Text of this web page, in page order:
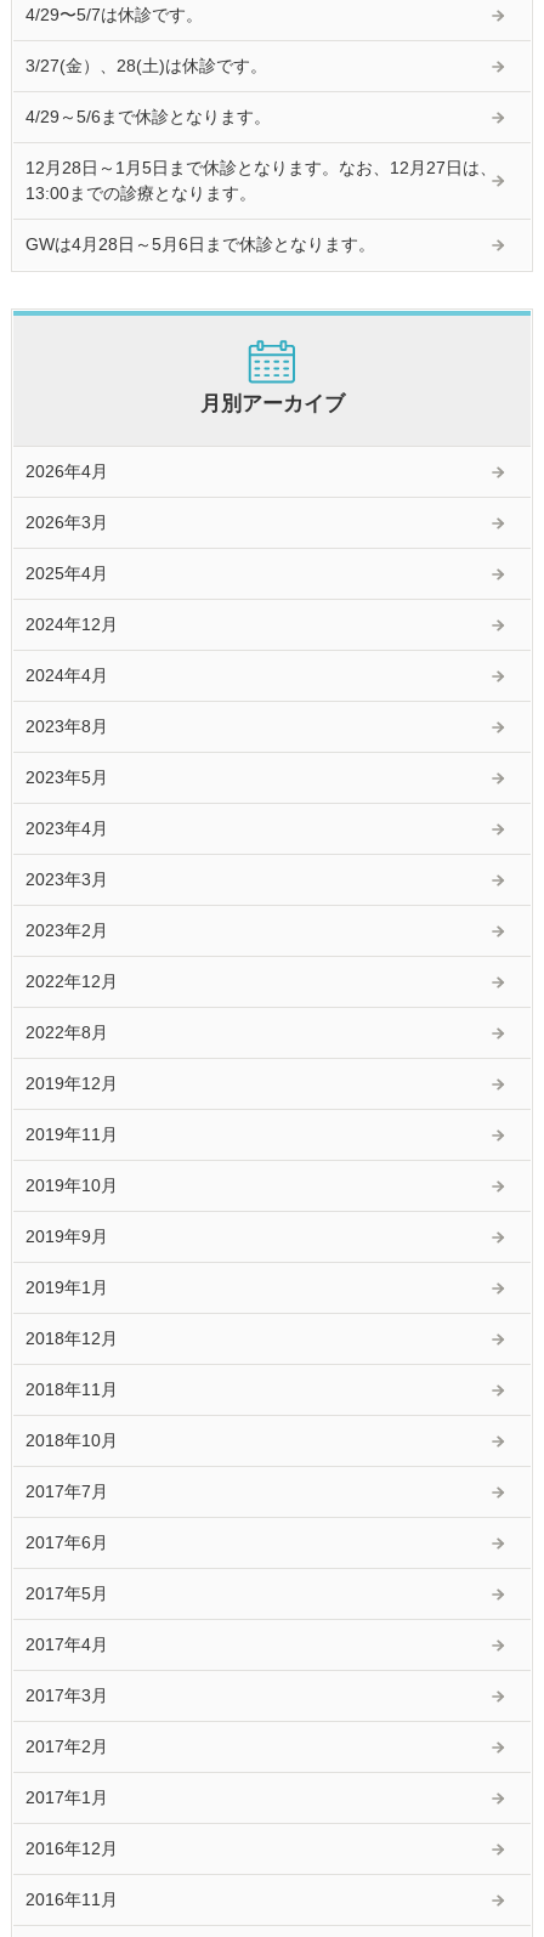
4/29〜5/7は休診です。
3/27(金）、28(土)は休診です。
4/29～5/6まで休診となります。
12月28日～1月5日まで休診となります。なお、12月27日は、
13:00までの診療となります。
GWは4月28日～5月6日まで休診となります。
月別アーカイブ
2026年4月
2026年3月
2025年4月
2024年12月
2024年4月
2023年8月
2023年5月
2023年4月
2023年3月
2023年2月
2022年12月
2022年8月
2019年12月
2019年11月
2019年10月
2019年9月
2019年1月
2018年12月
2018年11月
2018年10月
2017年7月
2017年6月
2017年5月
2017年4月
2017年3月
2017年2月
2017年1月
2016年12月
2016年11月